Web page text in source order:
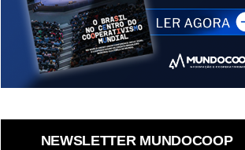
NEWSLETTER MUNDOCOOP